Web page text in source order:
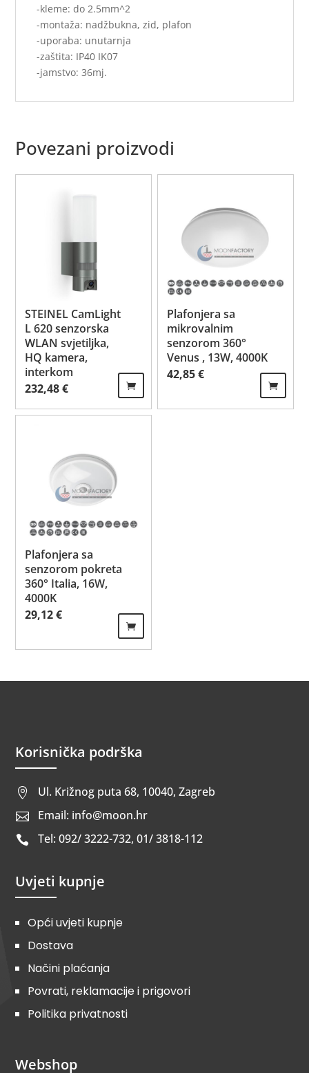
-kleme: do 2.5mm^2
-montaža: nadžbukna, zid, plafon
-uporaba: unutarnja
-zaštita: IP40 IK07
-jamstvo: 36mj.
Povezani proizvodi
STEINEL CamLight
L 620 senzorska
WLAN svjetiljka,
HQ kamera,
interkom
232,48€
Plafonjera sa
mikrovalnim
senzorom 360°
Venus , 13W, 4000K
42,85€
Plafonjera sa
senzorom pokreta
360° Italia, 16W,
4000K
29,12€
Korisnička podrška
 Ul. Križnog puta 68, 10040, Zagreb
 Email: info@moon.hr
 Tel: 092/ 3222-732, 01/ 3818-112
Uvjeti kupnje
Opći uvjeti kupnje
Dostava
Načini plaćanja
Povrati, reklamacije i prigovori
Politika privatnosti
Webshop